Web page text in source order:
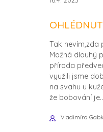
Tak nevím,zda
Možná dlouhý
příroda
využili jsme
na svahu u
že bobování
Vladimíra